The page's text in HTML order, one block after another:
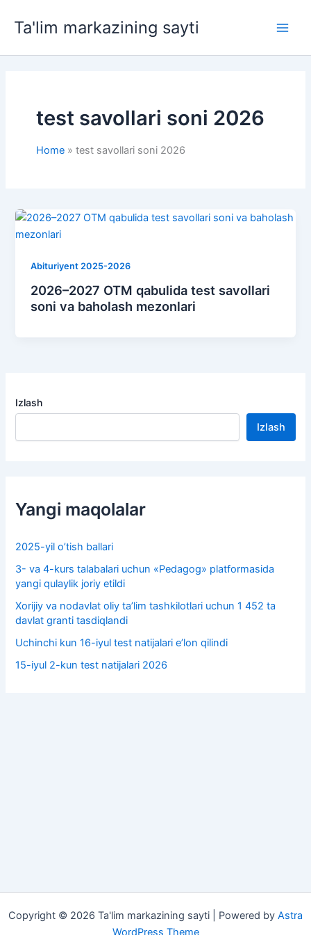
Ta'lim markazining sayti
test savollari soni 2026
Home test savollari soni 2026
Abituriyent 2025-2026
2026–2027 OTM qabulida test savollari
soni va baholash mezonlari
Izlash
Izlash
Yangi maqolalar
2025-yil o’tish ballari
3- va 4-kurs talabalari uchun «Pedagog» platformasida
yangi qulaylik joriy etildi
Xorijiy va nodavlat oliy taʼlim tashkilotlari uchun 1 452 ta
davlat granti tasdiqlandi
Uchinchi kun 16-iyul test natijalari e’lon qilindi
15-iyul 2-kun test natijalari 2026
Copyright © 2026 Ta'lim markazining sayti | Powered by Astra
WordPress Theme